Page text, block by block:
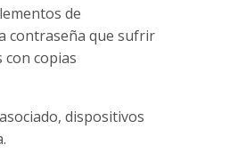
de
contraseña que sufrir
copias
dispositivos